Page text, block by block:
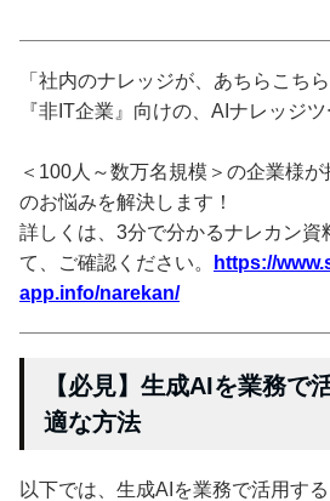
「社内のナレッジが、あちらこち
『非IT企業』向けの、AIナレッジツ
＜100人～数万名規模＞の企業様
のお悩みを解決します！
詳しくは、3分で分かるナレカン資
て、ご確認ください。
https://
app.info/narekan/
【必見】生成AIを業務で
適な方法
以下では、生成AIを業務で活用す